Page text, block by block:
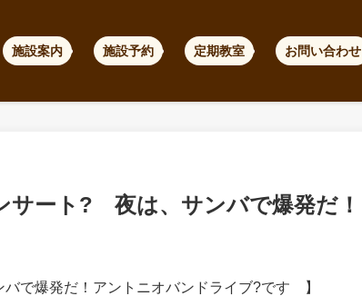
施設案内 施設予約 定期教室 お問い合わせ
サート? 夜は、サンバで爆発だ！
で爆発だ！アントニオバンドライブ?です 】